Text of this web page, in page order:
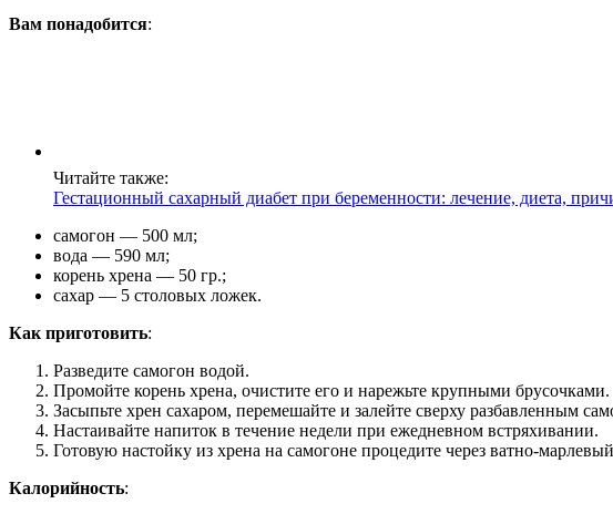
Вам понадобится:
Читайте также:
Гестационный сахарный диабет при беременности: лечение, диета,
самогон — 500 мл;
вода — 590 мл;
корень хрена — 50 гр.;
сахар — 5 столовых ложек.
Как приготовить:
Разведите самогон водой.
Промойте корень хрена, очистите его и нарежьте крупными брусочками.
Засыпьте хрен сахаром, перемешайте и залейте сверху разбавленным
Настаивайте напиток в течение недели при ежедневном встряхивании.
Готовую настойку из хрена на самогоне процедите через ватно-
Калорийность: